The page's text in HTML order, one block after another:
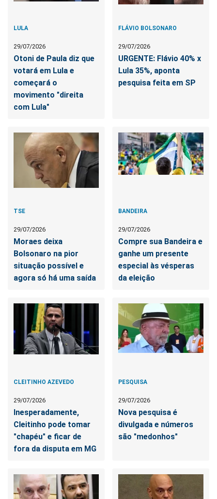
LULA
29/07/2026
Otoni de Paula diz que
votará em Lula e
começará o
movimento "direita
com Lula"
FLÁVIO BOLSONARO
29/07/2026
URGENTE: Flávio 40% x
Lula 35%, aponta
pesquisa feita em SP
TSE
29/07/2026
Moraes deixa
Bolsonaro na pior
situação possível e
agora só há uma saída
BANDEIRA
29/07/2026
Compre sua Bandeira e
ganhe um presente
especial às vésperas
da eleição
CLEITINHO AZEVEDO
29/07/2026
Inesperadamente,
Cleitinho pode tomar
"chapéu" e ficar de
fora da disputa em MG
PESQUISA
29/07/2026
Nova pesquisa é
divulgada e números
são "medonhos"